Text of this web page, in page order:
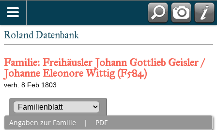
Roland Datenbank
Familie: Freihäusler Johann Gottlieb Geisler /
Johanne Eleonore Wittig (F584)
verh. 8 Feb 1803
Angaben zur Familie | PDF